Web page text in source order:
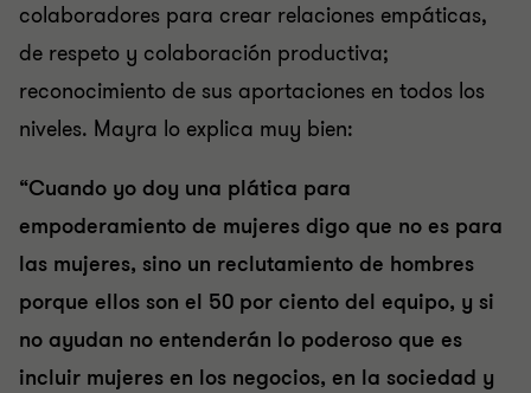
colaboradores para crear relaciones empáticas,
de respeto y colaboración productiva;
reconocimiento de sus aportaciones en todos los
niveles. Mayra lo explica muy bien:
“Cuando yo doy una plática para
empoderamiento de mujeres digo que no es para
las mujeres, sino un reclutamiento de hombres
porque ellos son el 50 por ciento del equipo, y si
no ayudan no entenderán lo poderoso que es
incluir mujeres en los negocios, en la sociedad y